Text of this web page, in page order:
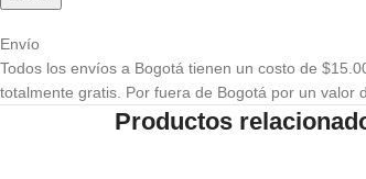
Envío
Todos los envíos a Bogotá tienen un costo de
totalmente gratis. Por fuera de Bogotá por un valor
Productos